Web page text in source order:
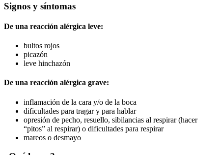
Signos y síntomas
De una reacción alérgica leve:
bultos rojos
picazón
leve hinchazón
De una reacción alérgica grave:
inflamación de la cara y/o de la boca
dificultades para tragar y para hablar
opresión de pecho, resuello, sibilancias al respirar (hacer
“pitos” al respirar) o dificultades para respirar
mareos o desmayo